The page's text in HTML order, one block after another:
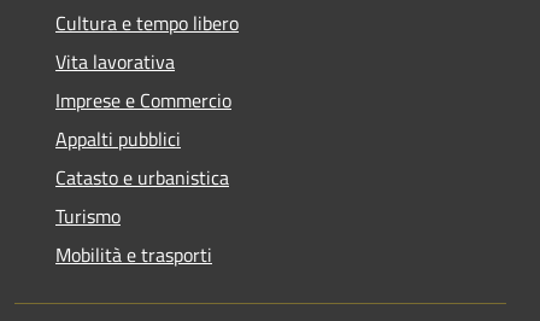
Cultura e tempo libero
Vita lavorativa
Imprese e Commercio
Appalti pubblici
Catasto e urbanistica
Turismo
Mobilità e trasporti